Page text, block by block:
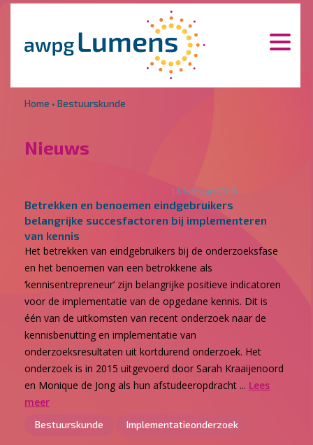
Home • Bestuurskunde
Nieuws
16 februari 2016
Betrekken en benoemen eindgebruikers
belangrijke succesfactoren bij implementeren
van kennis
Het betrekken van eindgebruikers bij de onderzoeksfase
en het benoemen van een betrokkene als
‘kennisentrepreneur’ zijn belangrijke positieve indicatoren
voor de implementatie van de opgedane kennis. Dit is
één van de uitkomsten van recent onderzoek naar de
kennisbenutting en implementatie van
onderzoeksresultaten uit kortdurend onderzoek. Het
onderzoek is in 2015 uitgevoerd door Sarah Kraaijenoord
en Monique de Jong als hun afstudeeropdracht ... Lees
meer
Bestuurskunde Implementatieonderzoek